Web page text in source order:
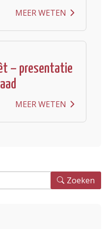
MEER WETEN
– presentatie
MEER WETEN
Zoeken